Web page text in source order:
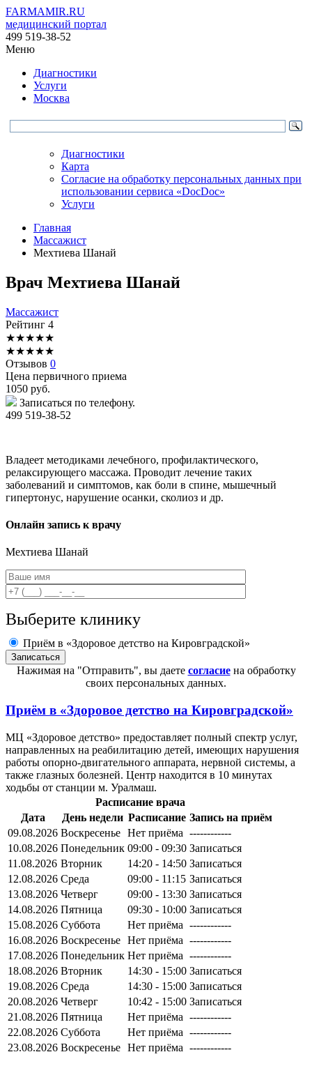
FARMAMIR.RU
медицинский портал
499 519-38-52
Меню
Диагностики
Услуги
Москва
Диагностики
Карта
Согласие на обработку персональных данных при
использовании сервиса «DocDoc»
Услуги
Главная
Массажист
Мехтиева Шанай
Врач Мехтиева Шанай
Массажист
Рейтинг 4
★★★★★
★★★★★
Отзывов 0
Цена первичного приема
1050 руб.
Записаться по телефону.
499 519-38-52
Владеет методиками лечебного, профилактического,
релаксирующего массажа. Проводит лечение таких
заболеваний и симптомов, как боли в спине, мышечный
гипертонус, нарушение осанки, сколиоз и др.
Онлайн запись к врачу
Мехтиева Шанай
Выберите клинику
Приём в «Здоровое детство на Кировградской»
Нажимая на "Отправить", вы даете согласиена обработку
своих персональных данных.
Приём в «Здоровое детство на Кировградской»
МЦ «Здоровое детство» предоставляет полный спектр услуг,
направленных на реабилитацию детей, имеющих нарушения
работы опорно-двигательного аппарата, нервной системы, а
также глазных болезней. Центр находится в 10 минутах
ходьбы от станции м. Уралмаш.
Расписание врача
Дата
День недели Расписание Запись на приём
09.08.2026 Воскресенье Нет приёма ------------
10.08.2026 Понедельник 09:00 - 09:30 Записаться
11.08.2026 Вторник 14:20 - 14:50 Записаться
12.08.2026 Среда 09:00 - 11:15 Записаться
13.08.2026 Четверг 09:00 - 13:30 Записаться
14.08.2026 Пятница 09:30 - 10:00 Записаться
15.08.2026 Суббота Нет приёма ------------
16.08.2026 Воскресенье Нет приёма ------------
17.08.2026 Понедельник Нет приёма ------------
18.08.2026 Вторник 14:30 - 15:00 Записаться
19.08.2026 Среда 14:30 - 15:00 Записаться
20.08.2026 Четверг 10:42 - 15:00 Записаться
21.08.2026 Пятница Нет приёма ------------
22.08.2026 Суббота Нет приёма ------------
23.08.2026 Воскресенье Нет приёма ------------